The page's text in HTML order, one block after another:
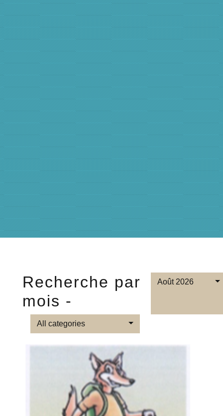
Recherche par
mois -
Août 2026
All categories